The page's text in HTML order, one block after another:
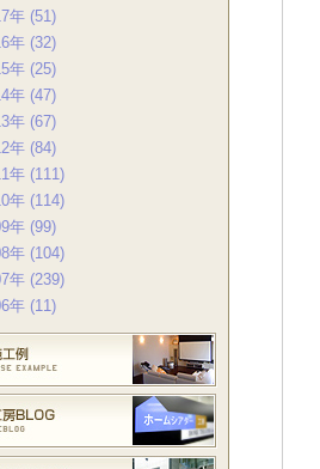
年 (51)
年 (32)
年 (25)
年 (47)
年 (67)
年 (84)
年 (111)
年 (114)
年 (99)
年 (104)
年 (239)
年 (11)